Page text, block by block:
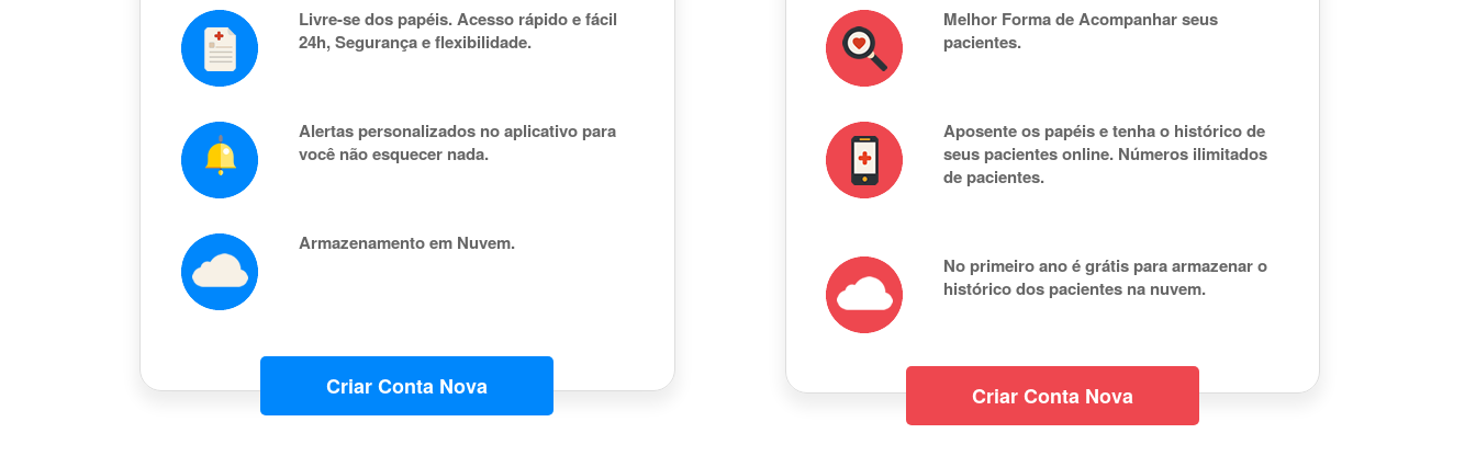
Livre-se dos papéis. Acesso rápido e fácil
24h, Segurança e flexibilidade.
Alertas personalizados no aplicativo para
você não esquecer nada.
Armazenamento em Nuvem.
Criar Conta Nova
Melhor Forma de Acompanhar seus
pacientes.
Aposente os papéis e tenha o histórico de
seus pacientes online. Números ilimitados
de pacientes.
No primeiro ano é grátis para armazenar o
histórico dos pacientes na nuvem.
Criar Conta Nova